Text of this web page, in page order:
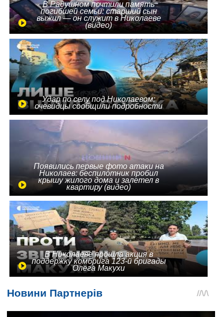
В Радушном почтили память
погибшей семьи: старший сын
выжил — он служит в Николаеве
(видео)
Удар по селу под Николаевом:
очевидцы сообщили подробности
Появились первые фото атаки на
Николаев: беспилотник пробил
крышу жилого дома и залетел в
квартиру (видео)
В Николаеве прошла акция в
поддержку комбрига 123-й бригады
Олега Макухи